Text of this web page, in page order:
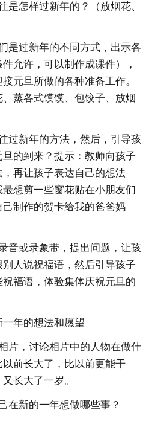
是怎样过新年的？（放烟花、
是过新年的不同方式，出示各
允许，可以制作成课件），
元旦所做的各种准备工作。
蒸各式馍馍、包饺子、放烟
过新年的方法，然后，引导孩
的到来？提示：教师向孩子
再让孩子表达自己的想法
想剪一些窗花贴在小朋友们
制作的贺卡给我的爸爸妈
音或录象带，提出问题，让孩
人说祝福语，然后引导孩子
福语，体验集体庆祝元旦的
年的想法和愿望
片，讨论相片中的人物在做什
前长大了，比以前更能干
长大了一岁。
在新的一年想做哪些事？